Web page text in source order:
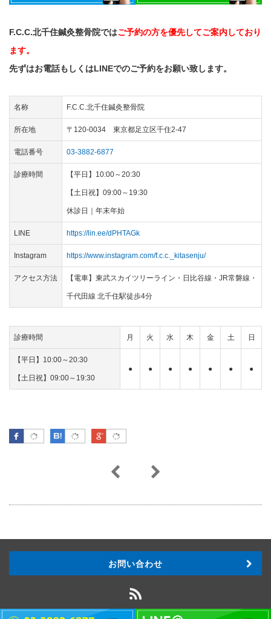
F.C.C.北千住鍼灸整骨院ではご予約の方を優先してご案内しており
ます。
先ずはお電話もしくはLINEでのご予約をお願い致します。
名称 F.C.C.北千住鍼灸整骨院
所在地 〒120-0034 東京都足立区千住2-47
電話番号 03-3882-6877
診療時間 【平日】10:00～20:30
【土日祝】09:00～19:30
休診日｜年末年始
LINE https://lin.ee/dPHTAGk
Instagram https://www.instagram.com/f.c.c._kitasenju/
アクセス方法 【電車】東武スカイツリーライン・日比谷線・JR常磐線・
千代田線 北千住駅徒歩4分
診療時間 月 火 水 木 金 土 日
【平日】10:00～20:30
【土日祝】09:00～19:30
● ● ● ● ● ● ●
Facebook はてなブックマーク
Google Plus
お問い合わせ